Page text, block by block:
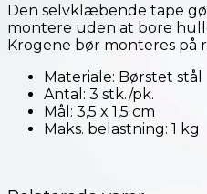
Den selvklæbende tape
montere uden at bore
Krogene bør monteres på
Materiale: Børstet stål
Antal: 3 stk./pk.
Mål: 3,5 x 1,5 cm
Maks. belastning: 1 kg